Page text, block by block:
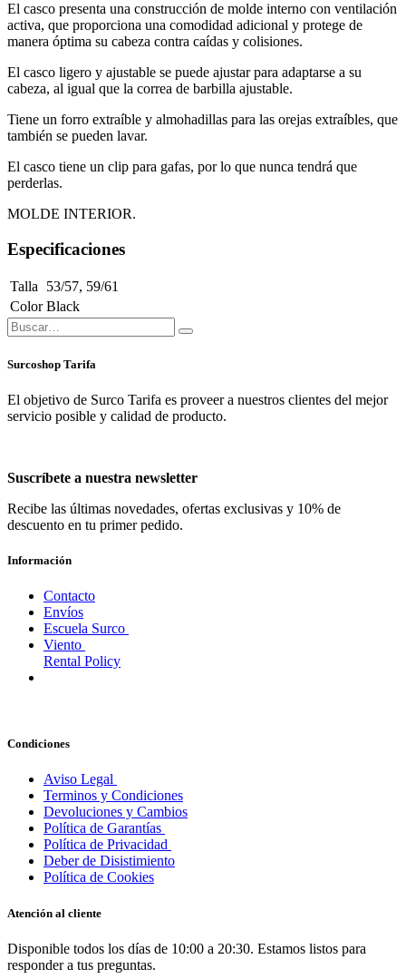
El casco presenta una construcción de molde interno con ventilación
activa, que proporciona una comodidad adicional y protege de
manera óptima su cabeza contra caídas y colisiones.
El casco ligero y ajustable se puede ajustar para adaptarse a su
cabeza, al igual que la correa de barbilla ajustable.
Tiene un forro extraíble y almohadillas para las orejas extraíbles, que
también se pueden lavar.
El casco tiene un clip para gafas, por lo que nunca tendrá que
perderlas.
MOLDE INTERIOR.
Especificaciones
Talla 53/57, 59/61
Color Black
Surcoshop Tarifa
El objetivo de Surco Tarifa es proveer a nuestros clientes del mejor
servicio posible y calidad de producto.
Suscríbete a nuestra newsletter
Recibe las últimas novedades, ofertas exclusivas y 10% de
descuento en tu primer pedido.
Información
Contacto
Envíos
Escuela Surco
Viento
Rental Policy
Condiciones
Aviso Legal
Terminos y Condiciones
Devoluciones y Cambios
Política de Garantías
Política de Privacidad
Deber de Disistimiento
Política de Cookies
Atención al cliente
Disponible todos los días de 10:00 a 20:30. Estamos listos para
responder a tus preguntas.